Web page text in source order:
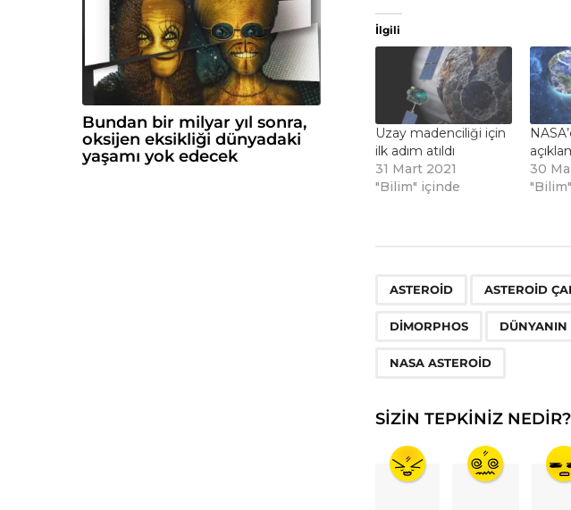
İlgili
Uzay madenciliği için
ilk adım atıldı
31 Mart 2021
"Bilim" içinde
30
ASTEROID ASTEROID
DIMORPHOS DÜNYANIN
NASA ASTEROID
SIZIN TEPKINIZ NEDIR?
Bundan bir milyar yıl sonra,
oksijen eksikliği dünyadaki
yaşamı yok edecek